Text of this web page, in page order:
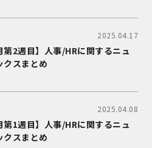
2025.04.17
第2週目】人事/HRに関するニュ
クスまとめ
2025.04.08
第1週目】人事/HRに関するニュ
クスまとめ